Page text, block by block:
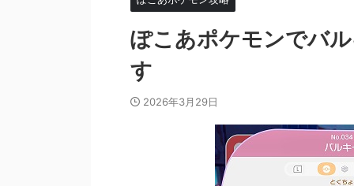
ぽこあポケモンでバ
す
2026年3月29日